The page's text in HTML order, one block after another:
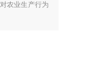
农业生产行为